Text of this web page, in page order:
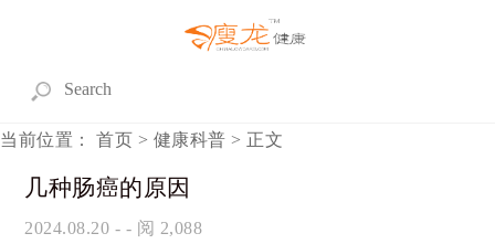
当前位置： 首页 > 健康科普 > 正文
几种肠癌的原因
2024.08.20 - - 阅 2,088